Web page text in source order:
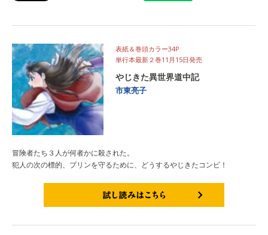
表紙＆巻頭カラー34P
単行本最新２巻11月15日発売
やじきた異世界道中記
市東亮子
冒険者たち３人が何者かに殺された。
犯人の次の標的、プリンを守るために、どうするやじきたコンビ！